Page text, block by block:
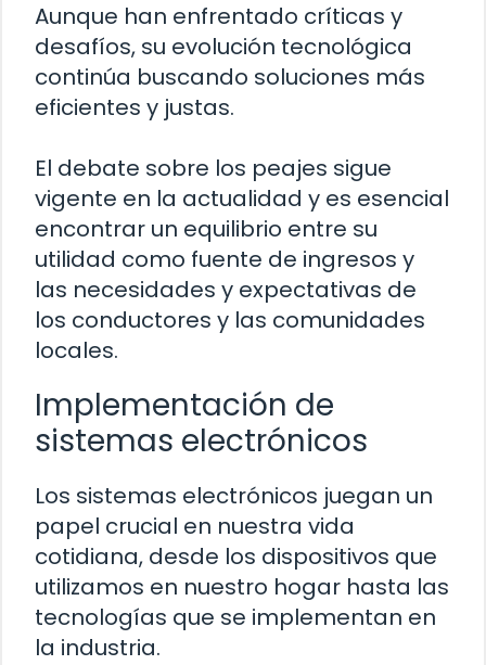
Aunque han enfrentado críticas y
desafíos, su evolución tecnológica
continúa buscando soluciones más
eficientes y justas.
El debate sobre los peajes sigue
vigente en la actualidad y es esencial
encontrar un equilibrio entre su
utilidad como fuente de ingresos y
las necesidades y expectativas de
los conductores y las comunidades
locales.
Implementación de
sistemas electrónicos
Los sistemas electrónicos juegan un
papel crucial en nuestra vida
cotidiana, desde los dispositivos que
utilizamos en nuestro hogar hasta las
tecnologías que se implementan en
la industria.